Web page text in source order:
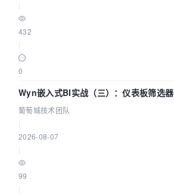
432
0
Wyn嵌入式BI实战（三）：仪表板筛选
数联动全闭环
葡萄城技术团队
2026-08-07
99